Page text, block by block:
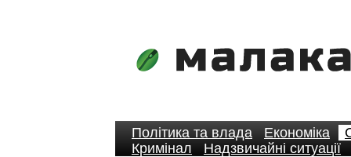
Політика та влада Економіка
Кримінал
Надзвичайні ситуації